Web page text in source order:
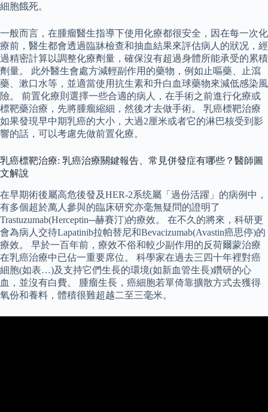
細胞餓死。
一般而言，在腫瘤醫生指導下使用化療都很安全，因在每一次化
療前，醫生都會透過臨牀檢查和抽血結果來評估病人的狀况，經
過精密計算以調整化療劑量，確保沒有超過身體所能承受的累積
劑量。 此外醫生會處方減輕副作用的藥物，例如止嘔藥、止瀉
藥、漱口水等，並適當使用抗生素和升白血球藥物來減低感染風
險。 前置化療則選擇一些合適的病人，在手術之前進行化療或
標靶藥治療，先將腫瘤縮細，然後才去做手術。 乳癌標靶治療
如果發現早中期乳癌的大小，大過2厘米或者它的淋巴核受到影
響的話，可以考慮先做前置化療。
乳癌標靶治療: 乳癌治療關鍵報告、常見併發症有哪些？醫師圖
文解說
在早期術後屬高危後發及HER-2系统屬「過份活躍」的病例中，
有多個超於萬人參與的臨床研究亦毫無疑問的證明了
Trastuzumab(Herceptin─赫賽汀)的療效。 在不久的將來，科研更
會為病人交待Lapatinib拉帕替尼和Bevacizumab(Avastin癌思停)的
療效。 早於一百年前，療效不俗和較少副作用的反荷爾蒙治療
在乳癌治療中已佔一重要席位。 科學家在過去三四十年裡對癌
細胞(如表…)及支持它們生長的環境(如新血管生長)鑽研的心
血，並沒有白費。 腫瘤生長，癌細胞若單倚靠擴散方式去獲得
氧份和養料，體積很難超越二至三毫米。